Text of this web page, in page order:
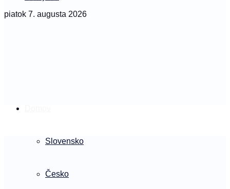
piatok 7. augusta 2026
Slovensko
Česko